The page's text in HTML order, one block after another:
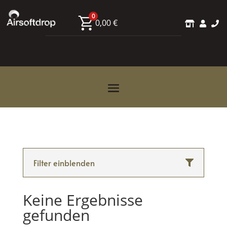
0
0,00€   
Filter einblenden
Keine Ergebnisse
gefunden